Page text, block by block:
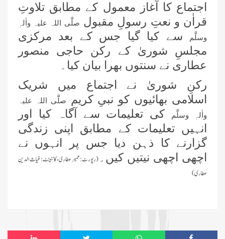
اجتماع کا آغاز معمول کے مطابق تلاوتِ
قراٰن و نعتِ رسولِ مقبول صلَّی اللہ علیہ واٰلہٖ
وسلَّم
سے کیا گیا جس کے بعد مرکزی
مجلسِ شوریٰ کے رکن حاجی منصور
عطاری نے سنتوں بھرا بیان کیا۔
رکنِ شوریٰ نے اجتماع میں شریک
اسلامی بھائیوں کو نبیِ کریم
صلَّی اللہ علیہ
واٰلہٖ وسلَّم
کی تعلیمات سے آگاہ کیا اور
انہیں تعلیمات کے مطابق اپنی زندگی
گزارنے کا ذہن دیا جس پر انہوں نے
اچھی اچھی نیتیں کیں۔ (رپورٹ:عمیر عطاری ، کانٹینٹ:غیاث الدین
عطاری)
اسلام آباد میں معروف شخصیات کے
لیے سیکھنے سکھانے کے حلقے کا انعقاد
کراچی میں ایگریکلچر اینڈ لائیو اسٹاک
سے وابستہ عاشقانِ رسول کا سنتوں
بھرا اجتماع
26 جولائی کو نشتر پارک، کراچی میں
عظیم الشان ”میلاد اجتماع“ کا
انعقادہوگا
امیرِ اہلِ سنت نے حاجی عبد الشکور
عطاری (عرف کاکا) کی نمازِ جنازہ
پڑھائی
اعلیٰ حضرت امام احمد رضا خان کے